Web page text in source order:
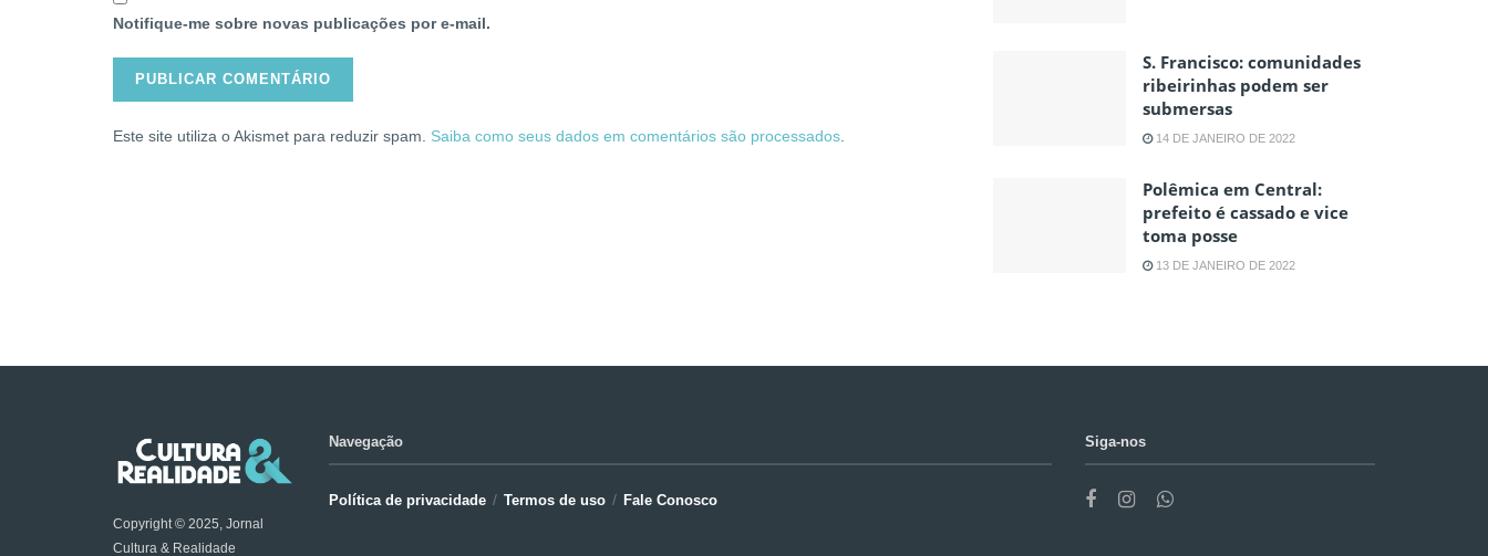
Notifique-me sobre novas publicações por e-mail.
Este site utiliza o Akismet para reduzir spam. Saiba como seus dados em comentários são processados
S. Francisco: comunidades
ribeirinhas podem ser
submersas
14 DE JANEIRO DE 2022
Polêmica em Central:
prefeito é cassado e vice
toma posse
13 DE JANEIRO DE 2022
Copyright © 2025, Jornal
Cultura & Realidade
Navegação
Política de privacidade Termos de uso Fale Conosco
Siga-nos